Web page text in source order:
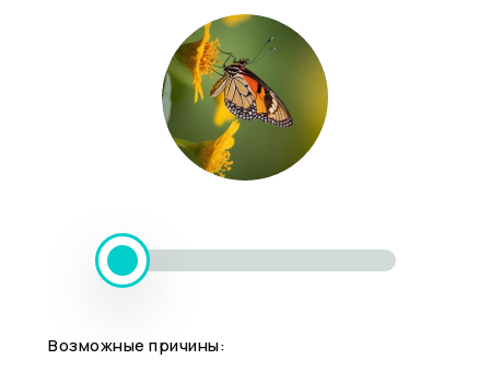
Возможные причины: